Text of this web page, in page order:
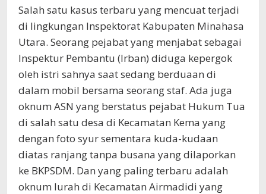
Salah satu kasus terbaru yang mencuat terjadi
di lingkungan Inspektorat Kabupaten Minahasa
Utara. Seorang pejabat yang menjabat sebagai
Inspektur Pembantu (Irban) diduga kepergok
oleh istri sahnya saat sedang berduaan di
dalam mobil bersama seorang staf. Ada juga
oknum ASN yang berstatus pejabat Hukum Tua
di salah satu desa di Kecamatan Kema yang
dengan foto syur sementara kuda-kudaan
diatas ranjang tanpa busana yang dilaporkan
ke BKPSDM. Dan yang paling terbaru adalah
oknum lurah di Kecamatan Airmadidi yang